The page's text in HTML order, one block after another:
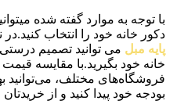
با توجه به موارد گفته شده
دکور خانه خود را انتخاب
پایه مبل می توانید تصمیم
خانه خود بگیرید.با مقایسه قیمت
فروشگاه‌های مختلف، می‌توانید
بودجه خود پیدا کنید و از